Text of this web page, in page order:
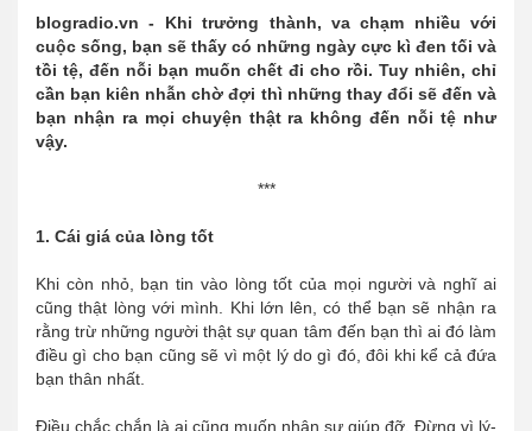
blogradio.vn - Khi trưởng thành, va chạm nhiều với
cuộc sống, bạn sẽ thấy có những ngày cực kì đen tối và
tồi tệ, đến nỗi bạn muốn chết đi cho rồi. Tuy nhiên, chỉ
cần bạn kiên nhẫn chờ đợi thì những thay đổi sẽ đến và
bạn nhận ra mọi chuyện thật ra không đến nỗi tệ như
vậy.
***
1. Cái giá của lòng tốt
Khi còn nhỏ, bạn tin vào lòng tốt của mọi người và nghĩ ai
cũng thật lòng với mình. Khi lớn lên, có thể bạn sẽ nhận ra
rằng trừ những người thật sự quan tâm đến bạn thì ai đó làm
điều gì cho bạn cũng sẽ vì một lý do gì đó, đôi khi kể cả đứa
bạn thân nhất.
Điều chắc chắn là ai cũng muốn nhận sự giúp đỡ. Đừng vì lý-